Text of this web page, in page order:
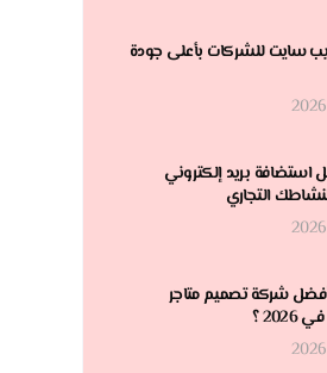
سايت للشركات بأعلى جودة
استضافة بريد إلكتروني
التجاري
شركة تصميم متاجر
؟